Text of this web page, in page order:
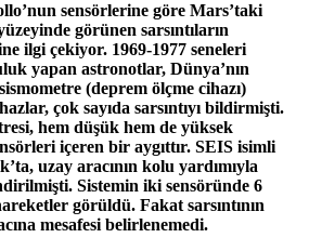
sensörlerine göre Mars’taki
görünen sarsıntıların
ilgi çekiyor. 1969-1977 seneleri
yapan astronotlar, Dünya’nın
(deprem ölçme cihazı)
çok sayıda sarsıntıyı bildirmişti.
hem düşük hem de yüksek
içeren bir aygıttır. SEIS isimli
uzay aracının kolu yardımıyla
Sistemin iki sensöründe 6
görüldü. Fakat sarsıntının
mesafesi belirlenemedi.